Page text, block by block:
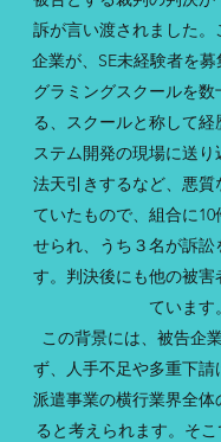
訴が言い渡されました
企業が、SE未経験者を
グラミングスクールを
る、スクールと称して
ステム開発の現場に送
法天引きするなど、悪質
ていたもので、組合に
せられ、うち３名が訴
す。判決後にも他の被
ています。
この背景には、被告企
ず、人手不足や多重下請
派遣事業の横行業界全
ると考えられます。そ